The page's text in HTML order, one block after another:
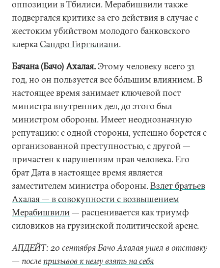
оппозиции в Тбилиси. Мерабишвили также
подвергался критике за его действия в случае с
жестоким убийством молодого банковского
клеркаСандро Гиргвлиани.
Бачана (Бачо) Ахалая.Этому человеку всего 31
год, но он пользуется все бо́льшим влиянием. В
настоящее время занимает ключевой пост
министра внутренних дел, до этого был
министром обороны. Имеет неоднозначную
репутацию: с одной стороны, успешно борется с
организованной преступностью, с другой —
причастен к нарушениям прав человека. Его
брат Дата в настоящее время является
заместителем министра обороны.Взлет братьев
Ахалая — в совокупности с возвышением
Мерабишвили— расценивается как триумф
силовиков на грузинской политической арене.
АПДЕЙТ: 20 сентября Бачо Ахалая ушел в отставку
— послепризывов к нему взять на себя